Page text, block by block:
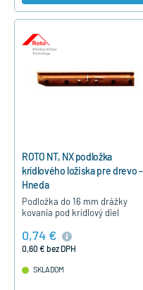
ROTO NT, NX podložka
krídlového ložiska pre drevo -
Hneda
Podložka do 16 mm drážky
kovania pod krídlový diel
NX pre drevené okná.
0,74 €
0,60 € bez DPH
SKLADOM